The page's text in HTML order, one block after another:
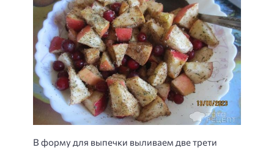
В форму для выпечки выливаем две трети